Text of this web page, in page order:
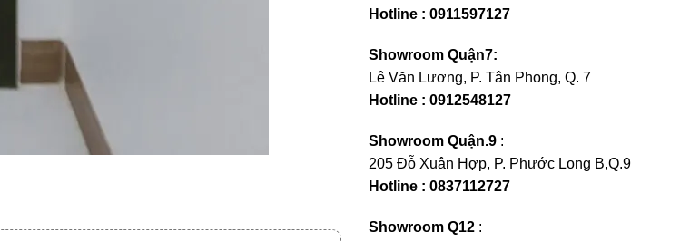
Hotline : 0911597127
Showroom Quận7:
Lê Văn Lương, P. Tân Phong, Q. 7
Hotline : 0912548127
Showroom Quận.9 :
205 Đỗ Xuân Hợp, P. Phước Long B,Q.9
Hotline : 0837112727
Showroom Q12 :